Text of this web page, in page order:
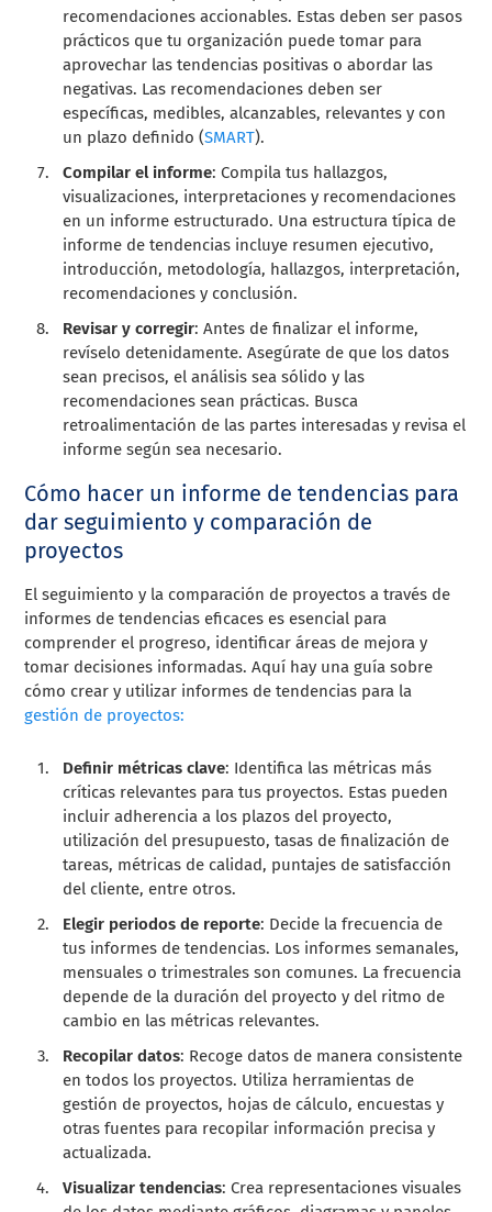
recomendaciones accionables. Estas deben ser pasos
prácticos que tu organización puede tomar para
aprovechar las tendencias positivas o abordar las
negativas. Las recomendaciones deben ser
específicas, medibles, alcanzables, relevantes y con
un plazo definido (SMART).
Compilar el informe: Compila tus hallazgos,
visualizaciones, interpretaciones y recomendaciones
en un informe estructurado. Una estructura típica de
informe de tendencias incluye resumen ejecutivo,
introducción, metodología, hallazgos, interpretación,
recomendaciones y conclusión.
Revisar y corregir: Antes de finalizar el informe,
revíselo detenidamente. Asegúrate de que los datos
sean precisos, el análisis sea sólido y las
recomendaciones sean prácticas. Busca
retroalimentación de las partes interesadas y revisa el
informe según sea necesario.
Cómo hacer un informe de tendencias para
dar seguimiento y comparación de
proyectos
El seguimiento y la comparación de proyectos a través de
informes de tendencias eficaces es esencial para
comprender el progreso, identificar áreas de mejora y
tomar decisiones informadas. Aquí hay una guía sobre
cómo crear y utilizar informes de tendencias para la
gestión de proyectos:
Definir métricas clave: Identifica las métricas más
críticas relevantes para tus proyectos. Estas pueden
incluir adherencia a los plazos del proyecto,
utilización del presupuesto, tasas de finalización de
tareas, métricas de calidad, puntajes de satisfacción
del cliente, entre otros.
Elegir periodos de reporte: Decide la frecuencia de
tus informes de tendencias. Los informes semanales,
mensuales o trimestrales son comunes. La frecuencia
depende de la duración del proyecto y del ritmo de
cambio en las métricas relevantes.
Recopilar datos: Recoge datos de manera consistente
en todos los proyectos. Utiliza herramientas de
gestión de proyectos, hojas de cálculo, encuestas y
otras fuentes para recopilar información precisa y
actualizada.
Visualizar tendencias: Crea representaciones visuales